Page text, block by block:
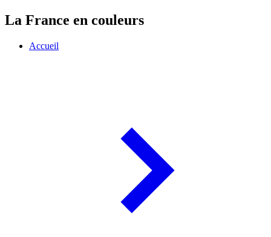
La France en couleurs
Accueil